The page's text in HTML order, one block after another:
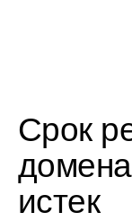
Срок
истек